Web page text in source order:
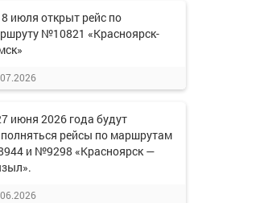
июля открыт рейс по
№10821 «Красноярск-
июня 2026 года будут
рейсы по маршрутам
и №9298 «Красноярск —